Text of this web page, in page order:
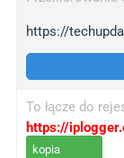
https://
To łącze do
https://
kopia